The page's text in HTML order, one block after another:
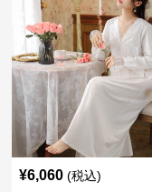
¥6,060 (税込)